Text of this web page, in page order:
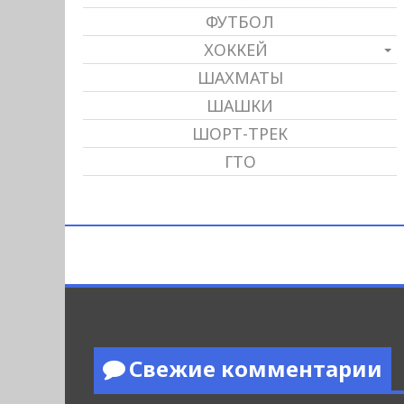
ФУТБОЛ
ХОККЕЙ
ШАХМАТЫ
ШАШКИ
ШОРТ-ТРЕК
ГТО
Свежие комментарии